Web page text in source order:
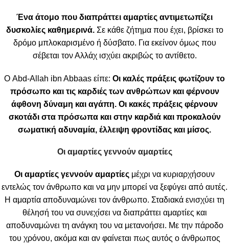
Ένα άτομο που διαπράττει αμαρτίες αντιμετωπίζει
δυσκολίες καθημερινά.Σε κάθε ζήτημα που έχει, βρίσκει το
δρόμο μπλοκαρισμένο ή δύσβατο. Για εκείνον όμως που
σέβεται τον Αλλάχ ισχύει ακριβώς το αντίθετο.
Ο Abd-Allah ibn Abbaas είπε: Οι καλές πράξεις φωτίζουν το
πρόσωπο και τις καρδιές των ανθρώπων και φέρνουν
άφθονη δύναμη και αγάπη. Οι κακές πράξεις φέρνουν
σκοτάδι στα πρόσωπα και στην καρδιά και προκαλούν
σωματική αδυναμία, έλλειψη φροντίδας και μίσος.
Οι αμαρτίες γεννούν αμαρτίες
Οι αμαρτίες γεννούν αμαρτίες μέχρι να κυριαρχήσουν
εντελώς τον άνθρωπο και να μην μπορεί να ξεφύγει από αυτές.
Η αμαρτία αποδυναμώνει τον άνθρωπο. Σταδιακά ενισχύει τη
θέλησή του να συνεχίσει να διαπράττει αμαρτίες και
αποδυναμώνει τη ανάγκη του να μετανοήσει. Με την πάροδο
του χρόνου, ακόμα και αν φαίνεται πως αυτός ο άνθρωπος